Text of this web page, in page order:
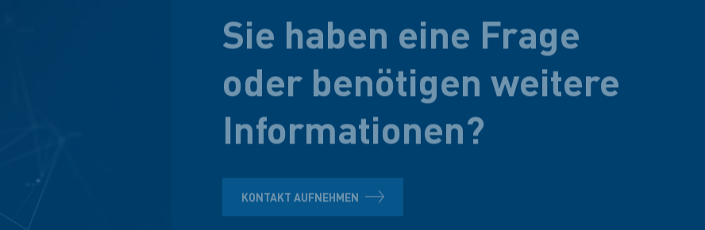
Sie haben eine Frage
oder benötigen weitere
Informationen?
KONTAKT AUFNEHMEN